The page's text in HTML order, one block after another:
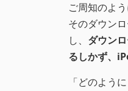
ご周知のよ
そのダウン
し、 ダウン
るしかず、
「どのよう